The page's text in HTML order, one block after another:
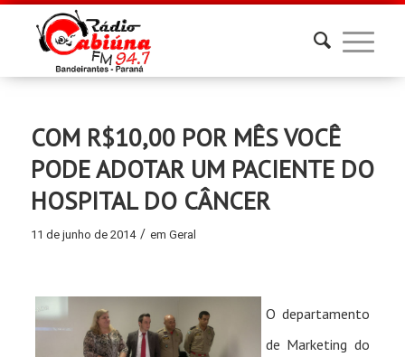
COM R$10,00 POR MÊS VOCÊ
PODE ADOTAR UM PACIENTE DO
HOSPITAL DO CÂNCER
11 de junho de 2014 / em Geral
O departamento
de Marketing do